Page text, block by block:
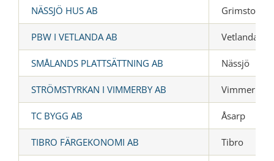
NÄSSJÖ HUS AB Grimstorp
PBW I VETLANDA AB Vetlanda
SMÅLANDS PLATTSÄTTNING AB Nässjö
STRÖMSTYRKAN I VIMMERBY AB Vimmerby
TC BYGG AB Åsarp
TIBRO FÄRGEKONOMI AB Tibro